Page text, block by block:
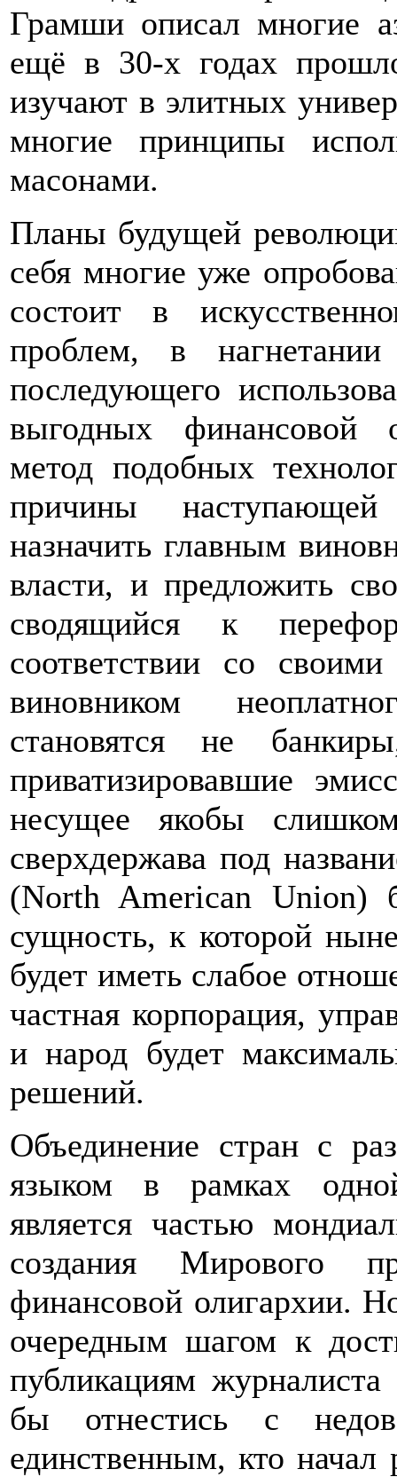
Грамши описал многие
ещё в 30-х годах
изучают в элитных
многие принципы
масонами.
Планы будущей
себя многие уже
состоит в
проблем, в нагнетании
последующего
выгодных финансовой
метод подобных
причины наступающей
назначить главным
власти, и предложить
сводящийся к
соответствии со
виновником
становятся не
приватизировавшие
несущее якобы
сверхдержава под
(North American Union)
сущность, к которой
будет иметь слабое
частная корпорация,
и народ будет
решений.
Объединение стран с
языком в рамках
является частью
создания Мирового
финансовой олигархии.
очередным шагом к
публикациям
бы отнестись с
единственным, кто